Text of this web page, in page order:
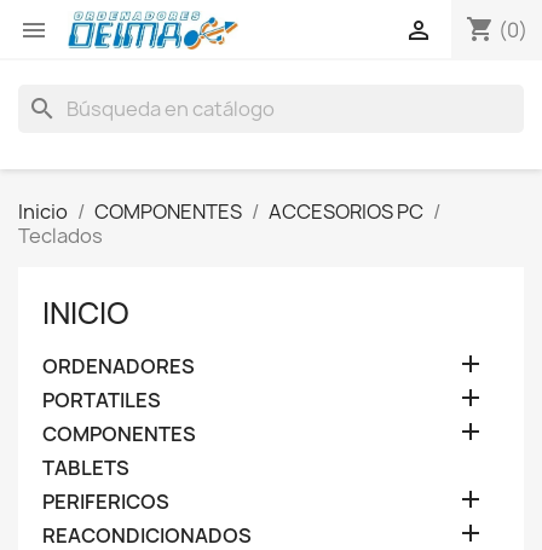
 shopping_cart (0)

search
Inicio COMPONENTES
ACCESORIOS PC
Teclados
INICIO
ORDENADORES 
PORTATILES 
COMPONENTES 
TABLETS
PERIFERICOS

REACONDICIONADOS 